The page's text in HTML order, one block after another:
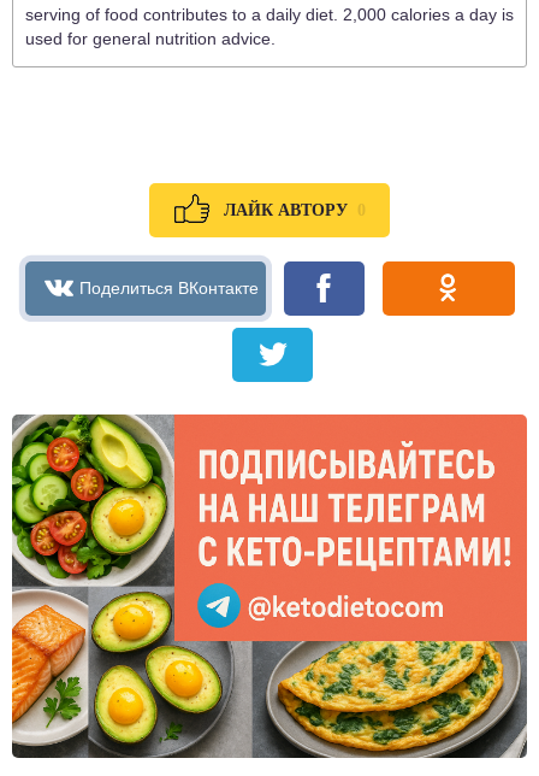
serving of food contributes to a daily diet. 2,000 calories a day is
used for general nutrition advice.
ЛАЙК АВТОРУ 0